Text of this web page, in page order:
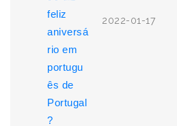
2022-01-17